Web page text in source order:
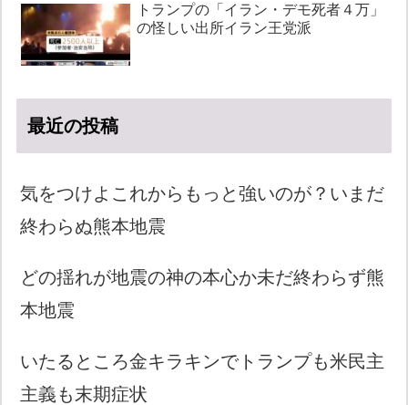
トランプの「イラン・デモ死者４万」
の怪しい出所イラン王党派
最近の投稿
気をつけよこれからもっと強いのが？いまだ
終わらぬ熊本地震
どの揺れが地震の神の本心か未だ終わらず熊
本地震
いたるところ金キラキンでトランプも米民主
主義も末期症状